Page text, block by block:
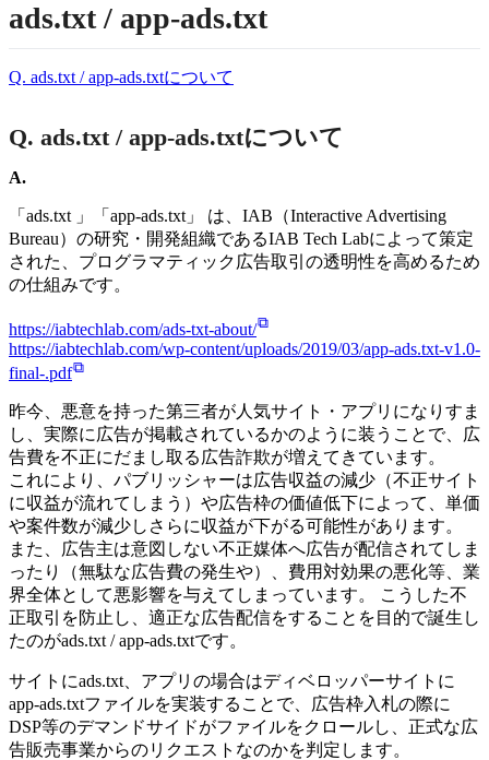
ads.txt / app-ads.txt
Q. ads.txt / app-ads.txtについて
Q. ads.txt / app-ads.txtについて
A.
「ads.txt 」「app-ads.txt」 は、IAB（Interactive Advertising
Bureau）の研究・開発組織であるIAB Tech Labによって策定
された、プログラマティック広告取引の透明性を高めるため
の仕組みです。
https://iabtechlab.com/ads-txt-about/
https://iabtechlab.com/wp-content/uploads/2019/03/app-ads.txt-v1.0-
final-.pdf
昨今、悪意を持った第三者が人気サイト・アプリになりすま
し、実際に広告が掲載されているかのように装うことで、広
告費を不正にだまし取る広告詐欺が増えてきています。
これにより、パブリッシャーは広告収益の減少（不正サイト
に収益が流れてしまう）や広告枠の価値低下によって、単価
や案件数が減少しさらに収益が下がる可能性があります。
また、広告主は意図しない不正媒体へ広告が配信されてしま
ったり（無駄な広告費の発生や）、費用対効果の悪化等、業
界全体として悪影響を与えてしまっています。 こうした不
正取引を防止し、適正な広告配信をすることを目的で誕生し
たのがads.txt / app-ads.txtです。
サイトにads.txt、アプリの場合はディベロッパーサイトに
app-ads.txtファイルを実装することで、広告枠入札の際に
DSP等のデマンドサイドがファイルをクロールし、正式な広
告販売事業からのリクエストなのかを判定します。